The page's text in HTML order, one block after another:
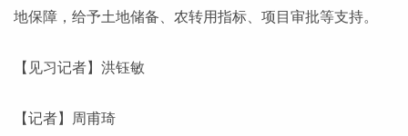
地保障，给予土地储备、农转用指标、项目审批等支持。
【见习记者】洪钰敏
【记者】周甫琦